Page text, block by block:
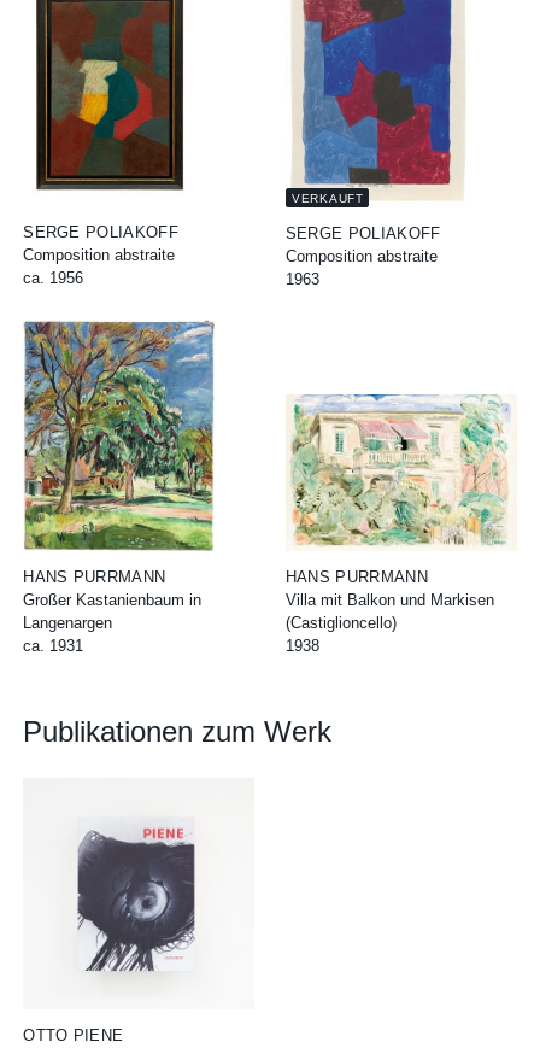
SERGE POLIAKOFF
Composition abstraite
ca. 1956
VERKAUFT
SERGE POLIAKOFF
Composition abstraite
1963
HANS PURRMANN
Großer Kastanienbaum in
Langenargen
ca. 1931
HANS PURRMANN
Villa mit Balkon und Markisen
(Castiglioncello)
1938
Publikationen zum Werk
OTTO PIENE